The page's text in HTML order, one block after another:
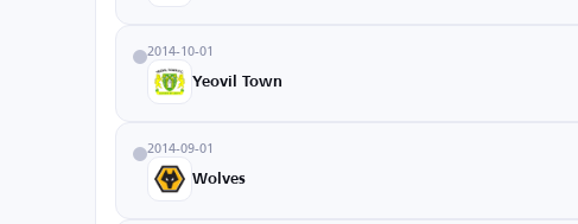
2014-10-01
Yeovil Town
2014-09-01
Wolves